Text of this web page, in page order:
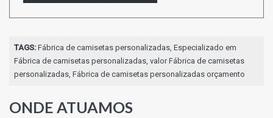
TAGS: Fábrica de camisetas personalizadas, Especializado em
Fábrica de camisetas personalizadas, valor Fábrica de camisetas
personalizadas, Fábrica de camisetas personalizadas orçamento
ONDE ATUAMOS